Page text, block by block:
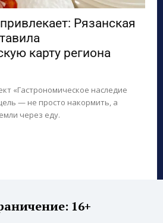
ПО САЙТУРязанская
карту региона
«Гастрономическое наследие
— не просто накормить, а
через еду.
16+